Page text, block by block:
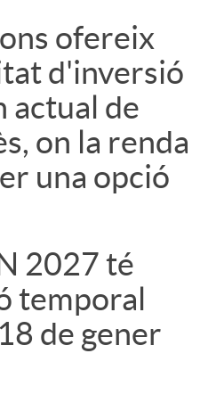
ofereix
d'inversió
actual de
on la renda
una opció
2027 té
temporal
de gener